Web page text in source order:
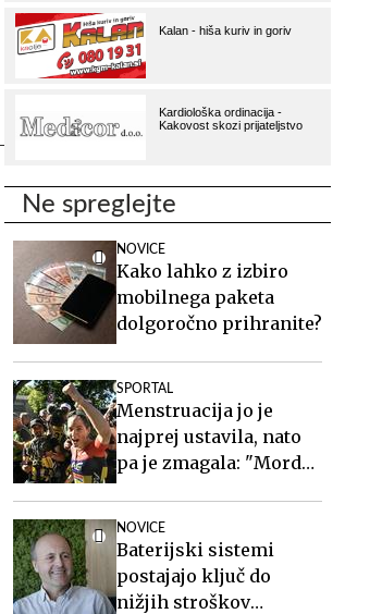
Ne spreglejte
NOVICE
Kako lahko z izbiro
mobilnega paketa
dolgoročno prihranite?
SPORTAL
Menstruacija jo je
najprej ustavila, nato
pa je zmagala: "Morda
NOVICE
Baterijski sistemi
postajajo ključ do
nižjih stroškov